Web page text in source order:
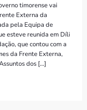
timorense vai
Externa da
pela Equipa de
esteve reunida em Díli
que contou com a
da Frente Externa,
dos […]